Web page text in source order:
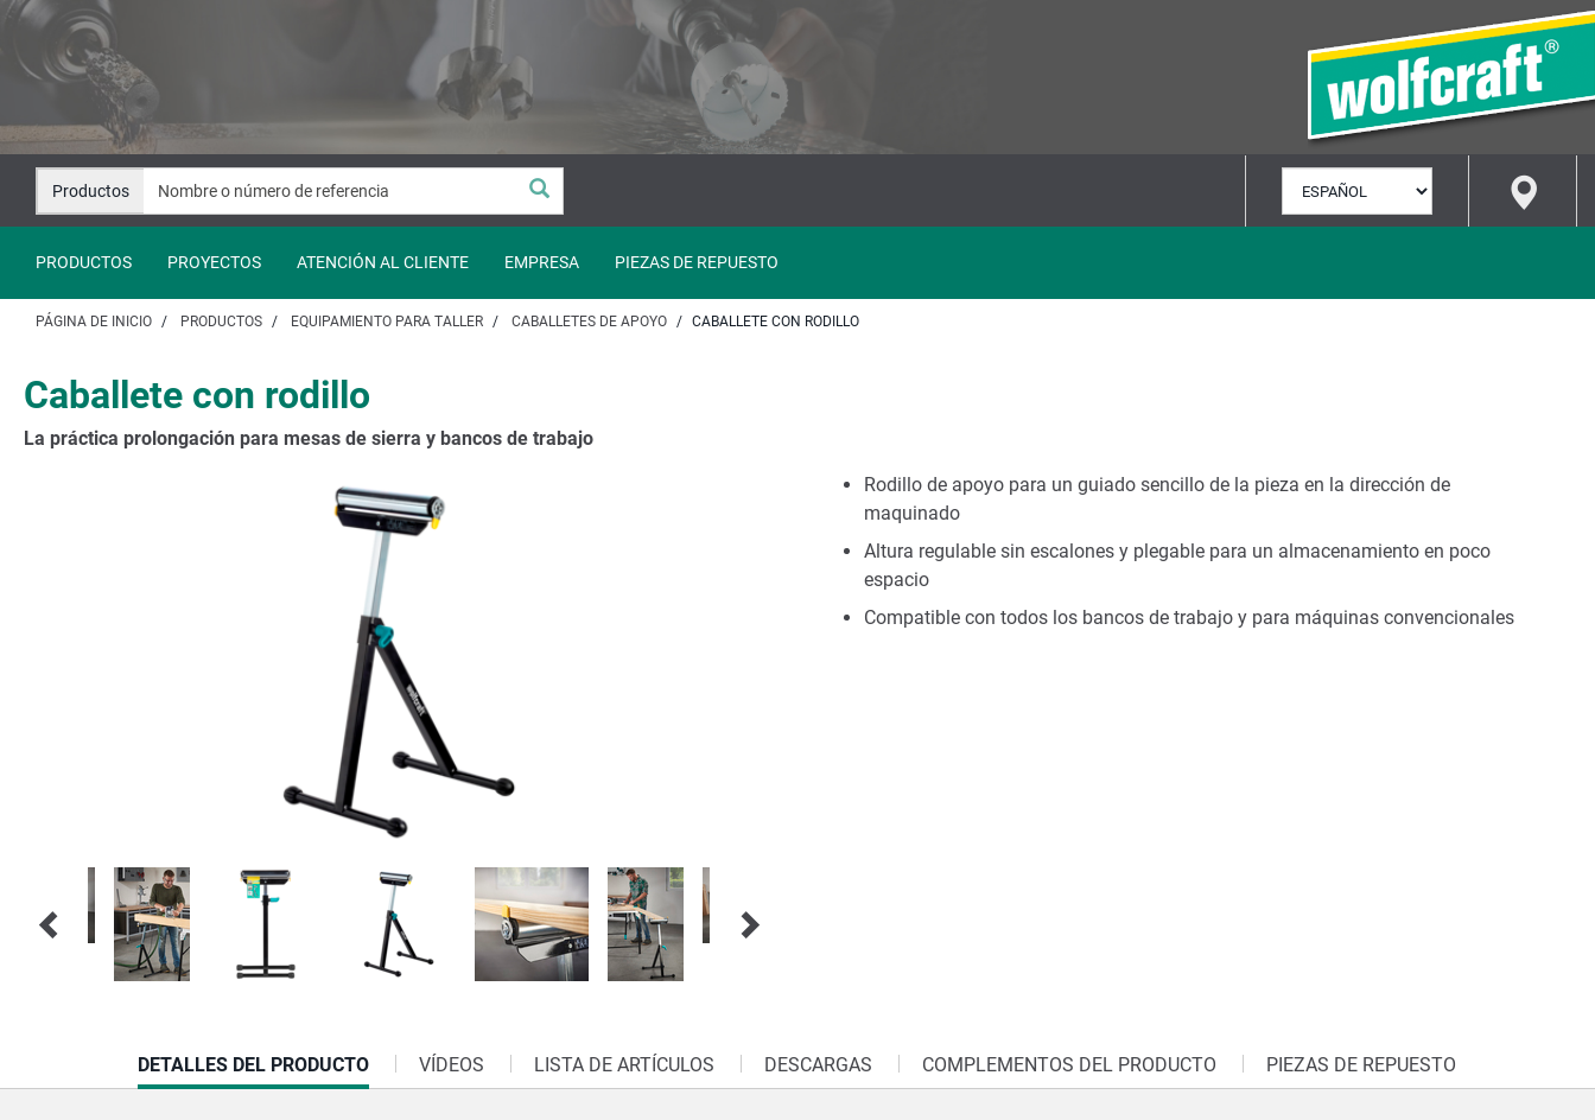
Saltar
contenido
Saltar
Productos
IDIOMA
PRODUCTOS PROYECTOS ATENCIÓN AL CLIENTE EMPRESA PIEZAS DE REPUESTO
PÁGINA DE INICIO PRODUCTOS EQUIPAMIENTO PARA TALLER CABALLETES DE APOYO CABALLETE CON RODILLO
Caballete con rodillo
La práctica prolongación para mesas de sierra y bancos de trabajo
Rodillo de apoyo para un guiado sencillo de la pieza en la dirección de
maquinado
Altura regulable sin escalones y plegable para un almacenamiento en poco
espacio
Compatible con todos los bancos de trabajo y para máquinas convencionales
CURRENT
TAB:
DETALLES DEL PRODUCTO VÍDEOS LISTA DE ARTÍCULOS DESCARGAS COMPLEMENTOS DEL PRODUCTO PIEZAS DE REPUESTO